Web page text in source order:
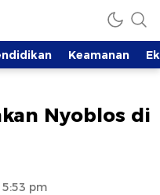
Keamanan
Nyoblos di
pm